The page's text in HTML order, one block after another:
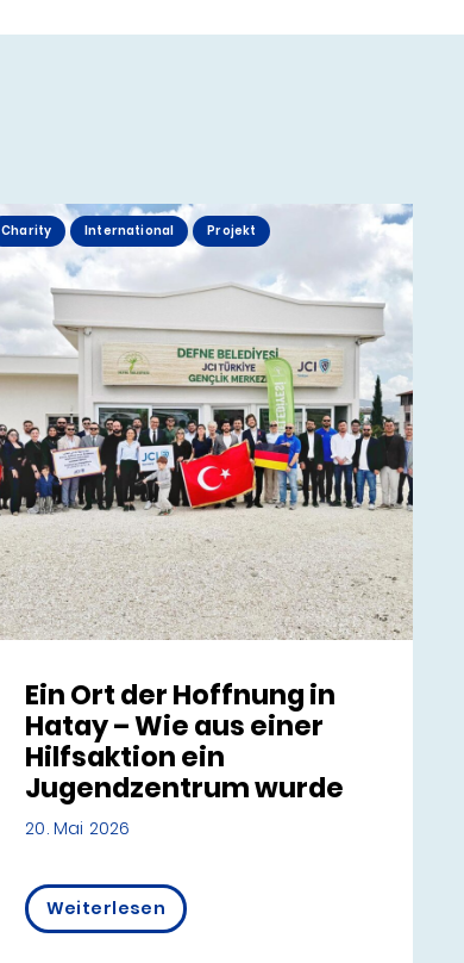
Charity International Projekt
Ein Ort der Hoffnung in
Hatay – Wie aus einer
Hilfsaktion ein
Jugendzentrum wurde
20. Mai 2026
Weiterlesen